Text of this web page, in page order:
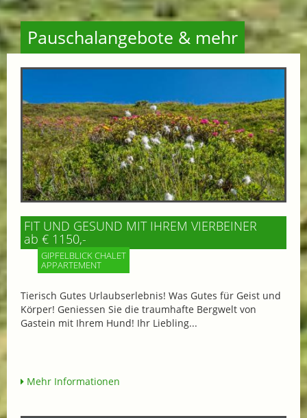
Pauschalangebote & mehr
FIT UND GESUND MIT IHREM VIERBEINER
ab € 1150,-
GIPFELBLICK CHALET
APPARTEMENT
Tierisch Gutes Urlaubserlebnis! Was Gutes für Geist und
Körper! Geniessen Sie die traumhafte Bergwelt von
Gastein mit Ihrem Hund! Ihr Liebling...
Mehr Informationen